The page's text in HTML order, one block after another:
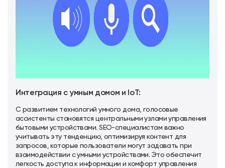
Интеграция с умным домом и IoT:
С развитием технологий умного дома, голосовые
ассистенты становятся центральными узлами управления
бытовыми устройствами. SEO-специалистам важно
учитывать эту тенденцию, оптимизируя контент для
запросов, которые пользователи могут задавать при
взаимодействии с умными устройствами. Это обеспечит
легкость доступа к информации и комфорт управления